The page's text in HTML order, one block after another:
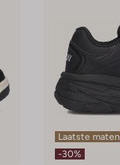
Laatste maten
-30%